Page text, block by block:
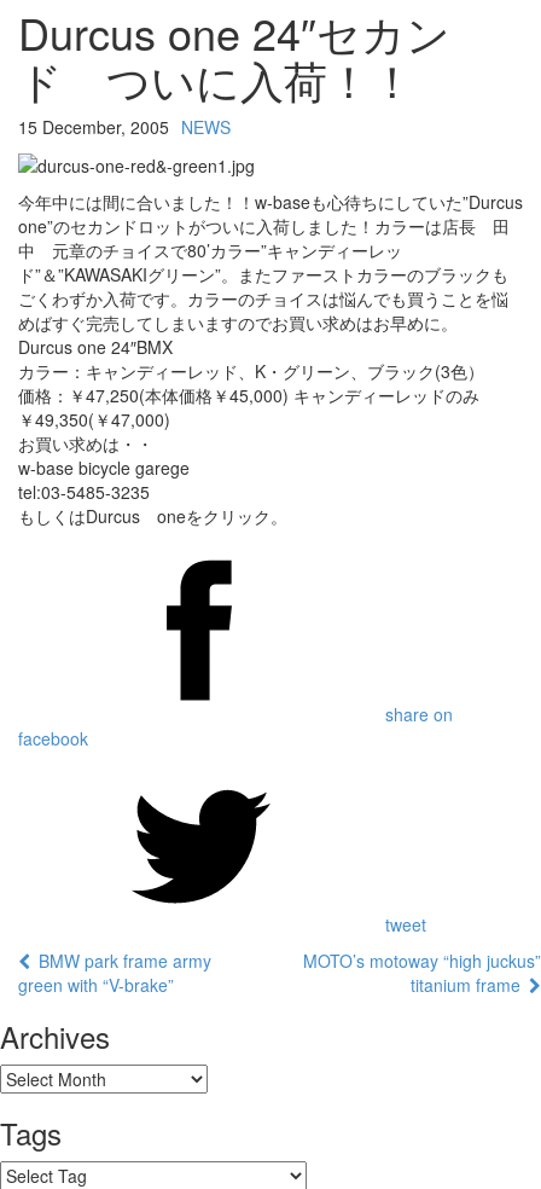
Durcus one 24″セカン
ド ついに入荷！！
15 December, 2005 NEWS
今年中には間に合いました！！w-baseも心待ちにしていた”Durcus
one”のセカンドロットがついに入荷しました！カラーは店長 田
中 元章のチョイスで80’カラー”キャンディーレッ
ド”＆”KAWASAKIグリーン”。またファーストカラーのブラックも
ごくわずか入荷です。カラーのチョイスは悩んでも買うことを悩
めばすぐ完売してしまいますのでお買い求めはお早めに。
Durcus one 24″BMX
カラー：キャンディーレッド、K・グリーン、ブラック(3色）
価格：￥47,250(本体価格￥45,000) キャンディーレッドのみ
￥49,350(￥47,000)
お買い求めは・・
w-base bicycle garege
tel:03-5485-3235
もしくはDurcus oneをクリック。
share on
facebook
tweet
BMW park frame army
green with “V-brake”
MOTO’s motoway “high juckus”
titanium frame
Archives
Tags